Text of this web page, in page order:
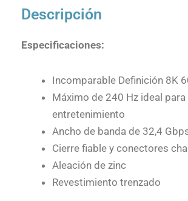
Descripción
Especificaciones:
Incomparable Definición 8K
Máximo de 240 Hz ideal para
entretenimiento
Ancho de banda de 32,4
Cierre fiable y conectores
Aleación de zinc
Revestimiento trenzado